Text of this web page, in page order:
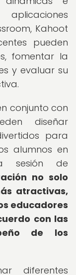
Kahoot
pueden
fomentar la
y evaluar su
conjunto con
diseñar
para
alumnos en
sesión de
no solo
atractivas,
educadores
con las
de los
diferentes